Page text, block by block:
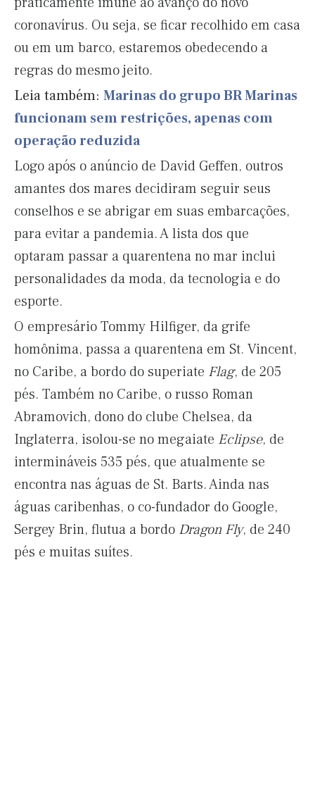
coronavírus. Ou seja, se ficar recolhido em casa
ou em um barco, estaremos obedecendo a
regras do mesmo jeito.
Leia também: Marinas do grupo BR Marinas
funcionam sem restrições, apenas com
operação reduzida
Logo após o anúncio de David Geffen, outros
amantes dos mares decidiram seguir seus
conselhos e se abrigar em suas embarcações,
para evitar a pandemia. A lista dos que
optaram passar a quarentena no mar inclui
personalidades da moda, da tecnologia e do
esporte.
O empresário Tommy Hilfiger, da grife
homônima, passa a quarentena em St. Vincent,
no Caribe, a bordo do superiate Flag, de 205
pés. Também no Caribe, o russo Roman
Abramovich, dono do clube Chelsea, da
Inglaterra, isolou-se no megaiate Eclipse, de
intermináveis 535 pés, que atualmente se
encontra nas águas de St. Barts. Ainda nas
águas caribenhas, o co-fundador do Google,
Sergey Brin, flutua a bordo Dragon Fly, de 240
pés e muitas suítes.